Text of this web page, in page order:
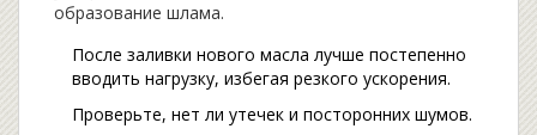
образование шлама.
После заливки нового масла лучше постепенно
вводить нагрузку, избегая резкого ускорения.
Проверьте, нет ли утечек и посторонних шумов.